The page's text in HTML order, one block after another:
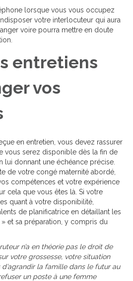
lorsque vous vous occupez
votre interlocuteur qui aura
voire pourra mettre en doute
entretiens
vos
en entretien, vous devez rassurer
vous serez disponible dès la fin de
lui donnant une échéance précise.
de votre congé maternité abordé,
compétences et votre expérience
cela que vous êtes là. Si votre
quant à votre disponibilité,
de planificatrice en détaillant les
et sa préparation, y compris du
n’a en théorie pas le droit de
votre grossesse, votre situation
la famille dans le futur au
un poste à une femme